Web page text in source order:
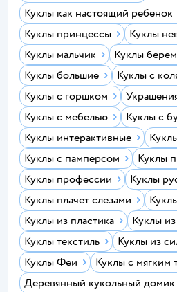
Куклы как настоящий ребенок
Куклы принцессы
Куклы
Куклы мальчик
Куклы
Куклы большие
Куклы с
Куклы с горшком
Куклы с мебелью
Куклы с
Куклы интерактивные
Куклы с памперсом
Куклы
Куклы профессии
Куклы
Куклы плачет слезами
Куклы из пластика
Куклы
Куклы текстиль
Куклы из
Куклы Феи
Куклы с мягким
Деревянный кукольный домик